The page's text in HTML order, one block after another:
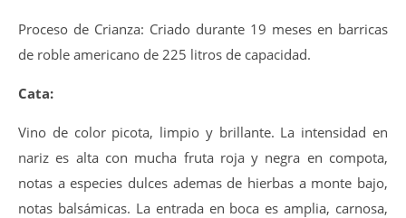
Proceso de Crianza: Criado durante 19 meses en barricas
de roble americano de 225 litros de capacidad.
Cata:
Vino de color picota, limpio y brillante. La intensidad en
nariz es alta con mucha fruta roja y negra en compota,
notas a especies dulces ademas de hierbas a monte bajo,
notas balsámicas. La entrada en boca es amplia, carnosa,